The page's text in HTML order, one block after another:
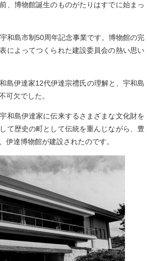
、博物館誕生のものがたりはすでに始まっ
和島市制50周年記念事業です。博物館の完
によってつくられた建設委員会の熱い思い
島伊達家12代伊達宗禮氏の理解と、宇和島
可欠でした。
和島伊達家に伝来するさまざまな文化財を
て歴史の町として伝統を重んじながら、豊
伊達博物館が建設されたのです。